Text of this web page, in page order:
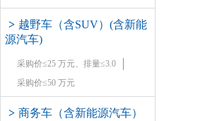
> 越野车（含SUV）(含新能
源汽车)
采购价≤25 万元、排量≤3.0
采购价≤50 万元
> 商务车（含新能源汽车）